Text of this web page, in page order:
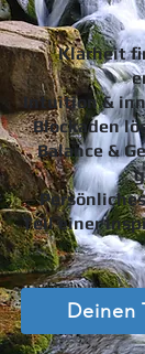
Klarheit
Intuition &
Blockaden
Balance &
Teil einer
Deinen